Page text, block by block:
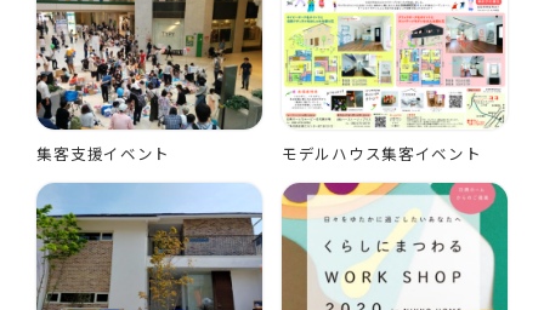
集客支援イベント モデルハウス集客イベント